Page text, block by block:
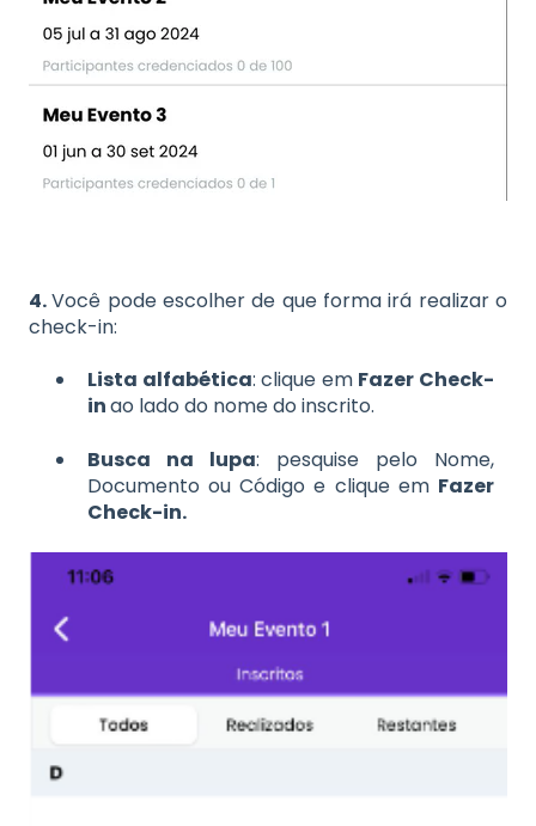
4.Você pode escolher de que forma irá realizar o
check-in:
Lista alfabética: clique em Fazer Check-
inao lado do nome do inscrito.
Busca na lupa: pesquise pelo Nome,
Documento ou Código e clique em Fazer
Check-in.